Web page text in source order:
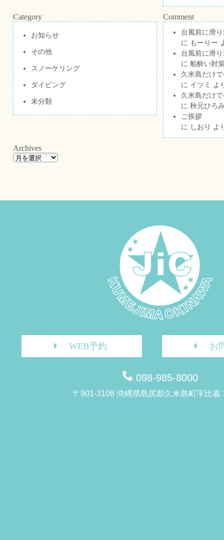
Category
お知らせ
その他
スノーケリング
ダイビング
未分類
Comment
台風前に滑
に もーりー
台風前に滑
に 船酔い対
久米島だけ
に イツミ よ
久米島だけ
に 秋元ひろ
ご挨拶
に しおり よ
Archives
WEB予約 お
098-985-8000
〒901-3108 沖縄県島尻郡久米島町字比嘉